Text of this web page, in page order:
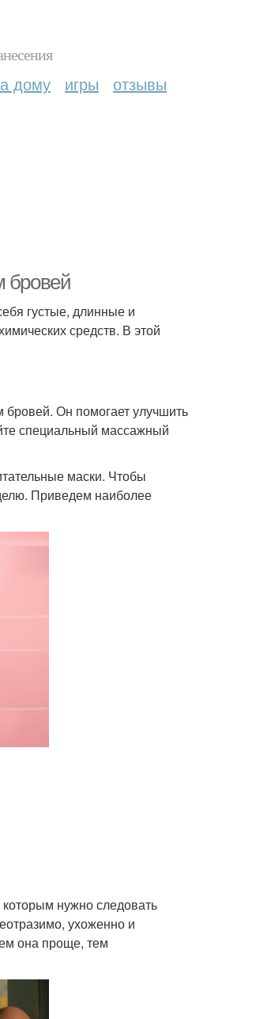
дому игры отзывы
бровей
густые, длинные и
средств. В этой
Он помогает улучшить
специальный массажный
маски. Чтобы
Приведем наиболее
нужно следовать
ухоженно и
она проще, тем